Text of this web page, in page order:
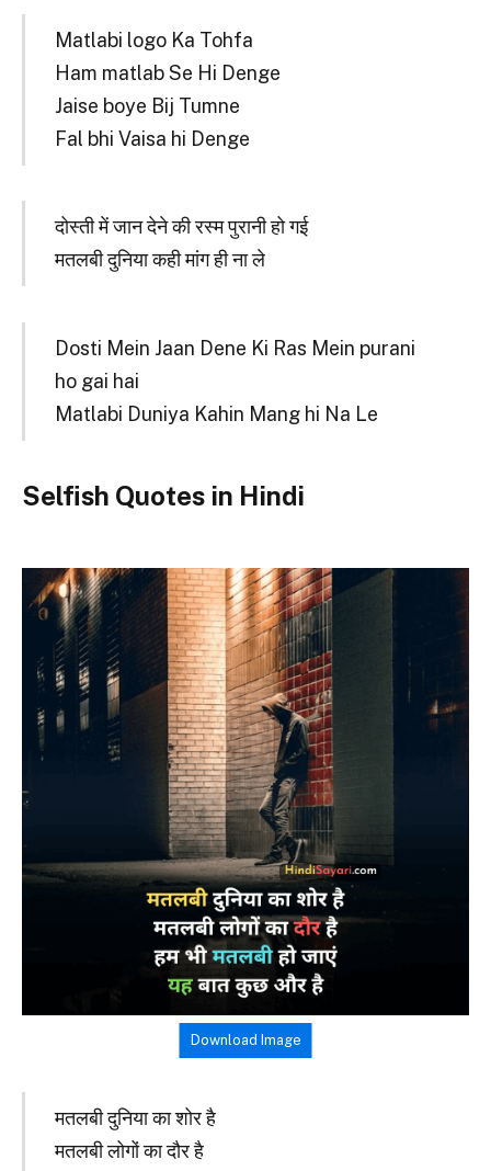
Matlabi logo Ka Tohfa
Ham matlab Se Hi Denge
Jaise boye Bij Tumne
Fal bhi Vaisa hi Denge
दोस्ती में जान देने की रस्म पुरानी हो गई
मतलबी दुनिया कही मांग ही ना ले
Dosti Mein Jaan Dene Ki Ras Mein purani
ho gai hai
Matlabi Duniya Kahin Mang hi Na Le
Selfish Quotes in Hindi
Download Image
मतलबी दुनिया का शोर है
मतलबी लोगों का दौर है